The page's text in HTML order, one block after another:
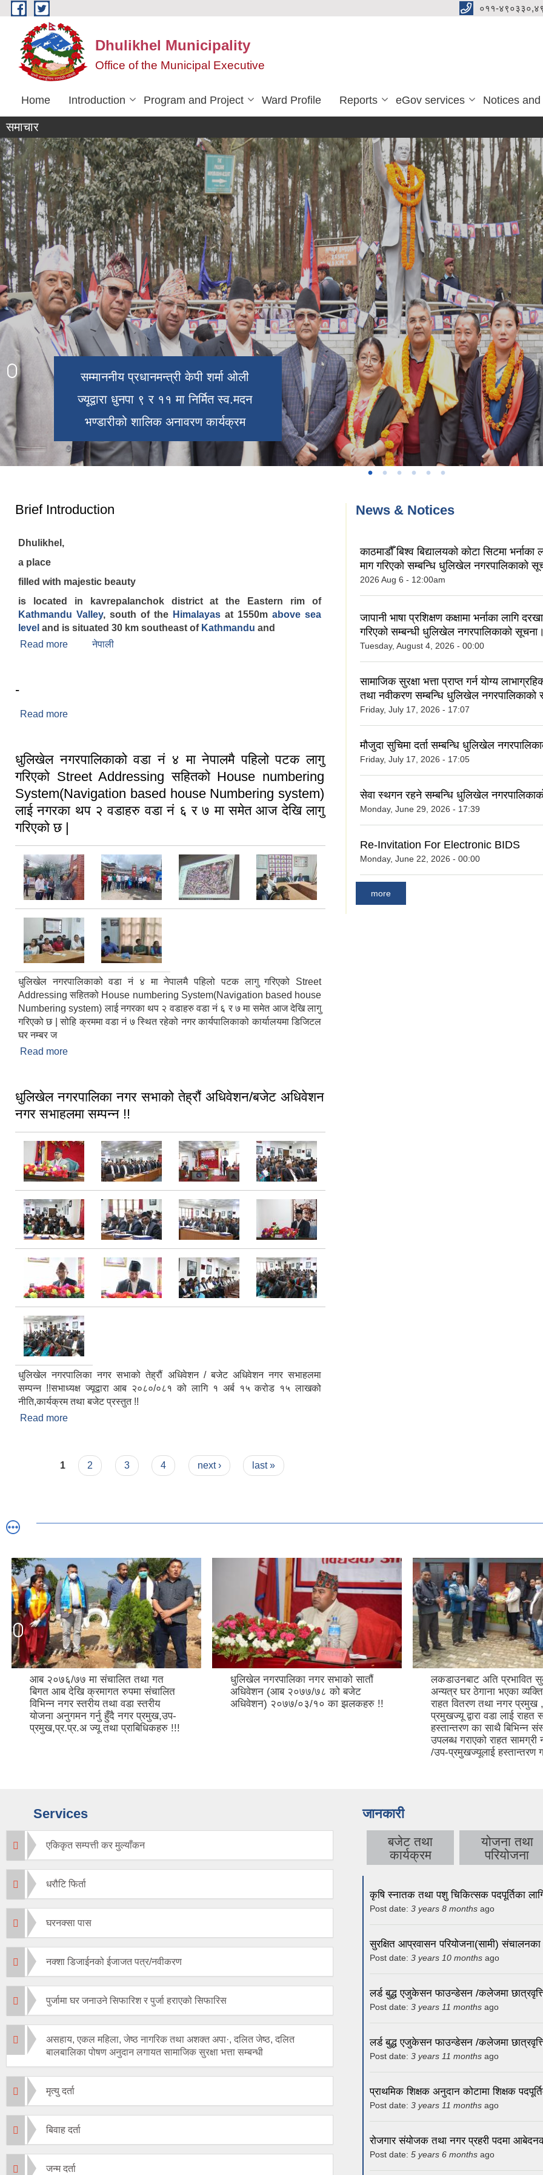
Skip to main content ०११-
Dhulikhel Municipality
Office of the Municipal Executive
Home Introduction Program and Project Ward Profile Reports eGov services Notices
समाचार
सम्माननीय प्रधानमन्त्री केपी शर्मा ओली
ज्यूद्वारा धुनपा ९ र ११ मा निर्मित स्व.मदन
भण्डारीको शालिक अनावरण कार्यक्रम
सम्माननीय प्रधानमन्त्री केपी शर्मा ओली ज्यूको
प्रमुख आतिथ्यतामा सम्पन्न धुलिखेल
नगरपालिकाको ३४ औं स्थापना दिवस
कार्यक्रम !!
धुलिखेल अस्पताल
जर्मनको Eversbach city का मेयर सहितको
टोलि लाई धुलिखेल नगरपालिकामा स्वागत
गरिंदै
धुलिखेल नगरपालिका कार्यालय
काठमाडौँ बिश्वबिद्यालय
Brief Introduction
Dhulikhel,
a place
filled with majestic beauty
is located in kavrepalanchok district at the Eastern rim of
Kathmandu Valley, south of the Himalayas at 1550m above sea
level and is situated 30 km southeast of Kathmandu and
Read more about Brief Introduction
नेपाली
-
Read more
धुलिखेल नगरपालिकाको वडा नं ४ मा नेपालमै पहिलो पटक लागु
गरिएको Street Addressing सहितको House numbering
System(Navigation based house Numbering system)
लाई नगरका थप २ वडाहरु वडा नं ६ र ७ मा समेत आज देखि लागु
गरिएको छ |
धुलिखेल नगरपालिकाको वडा नं ४ मा नेपालमै पहिलो पटक लागु गरिएको Street
Addressing सहितको House numbering System(Navigation based house
Numbering system) लाई नगरका थप २ वडाहरु वडा नं ६ र ७ मा समेत आज देखि लागु
गरिएको छ | सोहि क्रममा वडा नं ७ स्थित रहेको नगर कार्यपालिकाको कार्यालयमा डिजिटल
घर नम्बर ज
Read more
७ मा समेत आज देखि लागु गरिएको छ |
धुलिखेल नगरपालिका नगर सभाको तेह्रौं अधिवेशन/बजेट अधिवेशन
नगर सभाहलमा सम्पन्न !!
धुलिखेल नगरपालिका नगर सभाको तेह्रौं अधिवेशन / बजेट अधिवेशन नगर सभाहलमा
सम्पन्न !!सभाध्यक्ष ज्यूद्वारा आब २०८०/०८१ को लागि १ अर्ब १५ करोड १५ लाखको
नीति,कार्यक्रम तथा बजेट प्रस्तुत !!
Read more
Pages
1 2 3 4 next › last »
News & Notices
काठमाडौँ बिश्व बिद्यालयको कोटा सिटमा
माग गरिएको सम्बन्धि धुलिखेल नगरपालिकाको
2026 Aug 6 - 12:00am
जापानी भाषा प्रशिक्षण कक्षामा भर्नाका लागि
गरिएको सम्बन्धी धुलिखेल नगरपालिकाको सूचना।
Tuesday, August 4, 2026 - 00:00
सामाजिक सुरक्षा भत्ता प्राप्त गर्न योग्य
तथा नवीकरण सम्बन्धि धुलिखेल नगरपालिकाको
Friday, July 17, 2026 - 17:07
मौजुदा सुचिमा दर्ता सम्बन्धि धुलिखेल
Friday, July 17, 2026 - 17:05
सेवा स्थगन रहने सम्बन्धि धुलिखेल
Monday, June 29, 2026 - 17:39
Re-Invitation For Electronic BIDS
Monday, June 22, 2026 - 00:00
more
आब २०७६/७७ मा संचालित तथा गत
बिगत आब देखि क्रमागत रुपमा संचालित
विभिन्न नगर स्तरीय तथा वडा स्तरीय
योजना अनुगमन गर्नु हुँदै नगर प्रमुख,उप-
प्रमुख,प्र.प्र.अ ज्यू तथा प्राबिधिकहरु !!!
धुलिखेल नगरपालिका नगर सभाको सातौं
अधिवेशन (आब २०७७/७८ को बजेट
अधिवेशन) २०७७/०३/१० का झलकहरु !!
लकडाउनबाट अति प्रभावित
अन्यत्र घर ठेगाना भएका
राहत वितरण तथा नगर प्रमुख
प्रमुखज्यू द्वारा वडा लाई राहत
हस्तान्तरण का साथै बिभिन्न
उपलब्ध गराएको राहत
/उप-प्रमुखज्यूलाई हस्तान्तरण
Services
एकिकृत सम्पत्ती कर मुल्याँकन
धरौटि फिर्ता
घरनक्सा पास
नक्शा डिजाईनको ईजाजत पत्र/नवीकरण
पुर्जामा घर जनाउने सिफारिश र पुर्जा हराएको सिफारिस
असहाय, एकल महिला, जेष्ठ नागरिक तथा अशक्त अपा·, दलित जेष्ठ, दलित
बालबालिका पोषण अनुदान लगायत सामाजिक सुरक्षा भत्ता सम्बन्धी
मृत्यु दर्ता
बिवाह दर्ता
जन्म दर्ता
जानकारी
बजेट तथा
कार्यक्रम
योजना तथा
परियोजना
कृषि स्नातक तथा पशु चिकित्सक पदपूर्तिका
Post date: 3 years 8 months ago
सुरक्षित आप्रवासन परियोजना(सामी)
Post date: 3 years 10 months ago
लर्ड बुद्ध एजुकेसन फाउन्डेसन /कलेजमा
Post date: 3 years 11 months ago
लर्ड बुद्ध एजुकेसन फाउन्डेसन /कलेजमा
Post date: 3 years 11 months ago
प्राथमिक शिक्षक अनुदान कोटामा शिक्षक
Post date: 3 years 11 months ago
रोजगार संयोजक तथा नगर प्रहरी पदमा
Post date: 5 years 6 months ago